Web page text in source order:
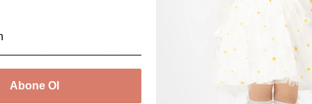
₺ 799.90
Abone Ol